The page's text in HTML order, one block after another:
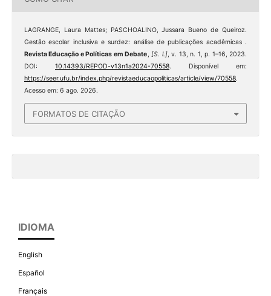
LAGRANGE, Laura Mattes; PASCHOALINO, Jussara Bueno de Queiroz.
Gestão escolar inclusiva e surdez: análise de publicações acadêmicas .
Revista Educação e Políticas em Debate,[S. l.], v. 13, n. 1, p. 1–16, 2023.
DOI: 10.14393/REPOD-v13n1a2024-70558. Disponível em:
https://seer.ufu.br/index.php/revistaeducaopoliticas/article/view/70558.
Acesso em: 6 ago. 2026.
FORMATOS DE CITAÇÃO
IDIOMA
English
Español
Français